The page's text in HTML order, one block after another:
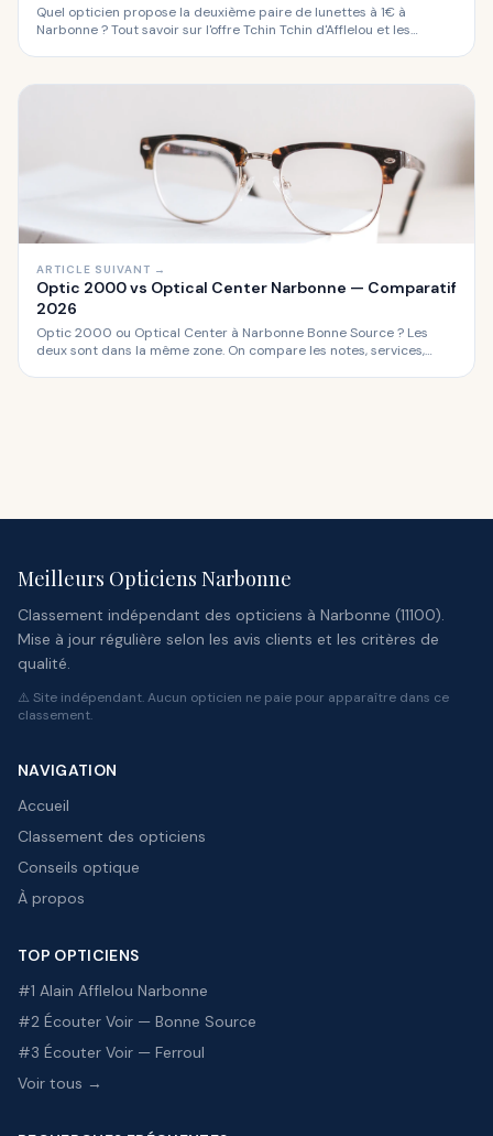
Quel opticien propose la deuxième paire de lunettes à 1€ à
Narbonne ? Tout savoir sur l'offre Tchin Tchin d'Afflelou et les
ARTICLE SUIVANT →
Optic 2000 vs Optical Center Narbonne — Comparatif
2026
Optic 2000 ou Optical Center à Narbonne Bonne Source ? Les
deux sont dans la même zone. On compare les notes, services,
Meilleurs Opticiens Narbonne
Classement indépendant des opticiens à Narbonne (11100).
Mise à jour régulière selon les avis clients et les critères de
qualité.
⚠️ Site indépendant. Aucun opticien ne paie pour apparaître dans ce
classement.
NAVIGATION
Accueil
Classement des opticiens
Conseils optique
À propos
TOP OPTICIENS
#1 Alain Afflelou Narbonne
#2 Écouter Voir — Bonne Source
#3 Écouter Voir — Ferroul
Voir tous →